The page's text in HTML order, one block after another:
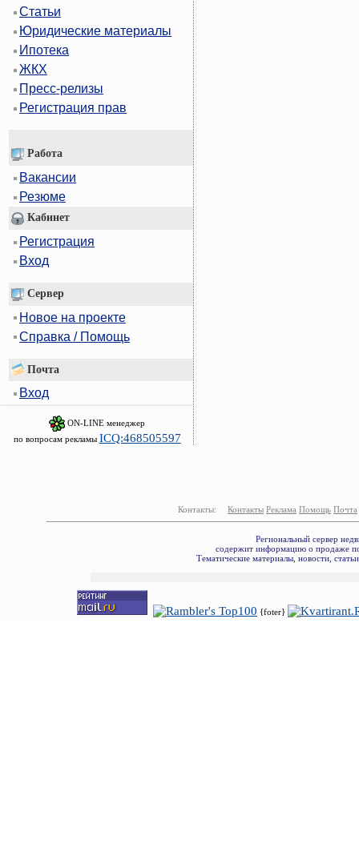
Статьи
Юридические материалы
Ипотека
ЖКХ
Пресс-релизы
Регистрация прав
Работа
Вакансии
Резюме
Кабинет
Регистрация
Вход
Сервер
Новое на проекте
Справка / Помощь
Почта
Вход
ON-LINE менеджер
по вопросам рекламы ICQ:468505597
Контакты: Контакты Реклама Помощь Почта
Региональный сервер
содержит информацию о продаже
Тематические материалы, новости,
{foter}